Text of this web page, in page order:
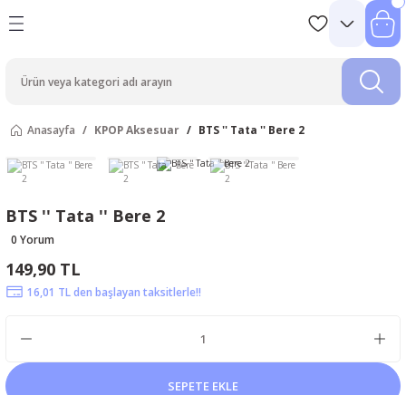
Anasayfa KPOP Aksesuar BTS '' Tata '' Bere 2
BTS '' Tata '' Bere 2
0 Yorum
149,90 TL
16,01 TL den başlayan taksitlerle!!
SEPETE EKLE